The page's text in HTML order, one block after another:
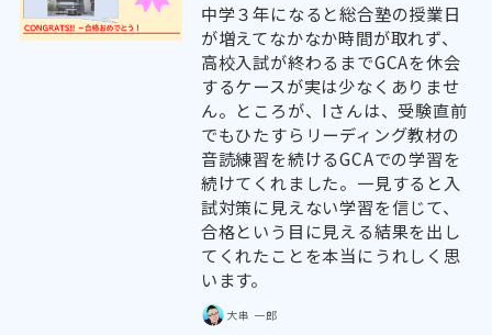
中学３年になると総合塾の授業日
が増えてなかなか時間が取れず、
高校入試が終わるまでGCAを休会
するケースが実は少なくありませ
ん。ところが、Iさんは、受験直前
でもひたすらリーディング教材の
音読練習を続けるGCAでの学習を
続けてくれました。一見すると入
試対策に見えない学習を信じて、
合格という目に見える結果を出し
てくれたことを本当にうれしく思
います。
大串 一郎